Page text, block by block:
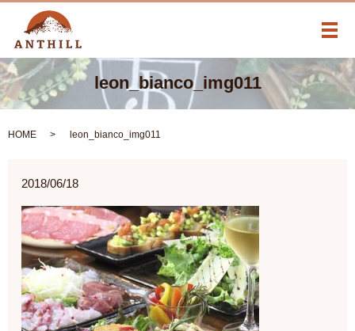
メ
leon_bianco_img011
HOME leon_bianco_img011
2018/06/18